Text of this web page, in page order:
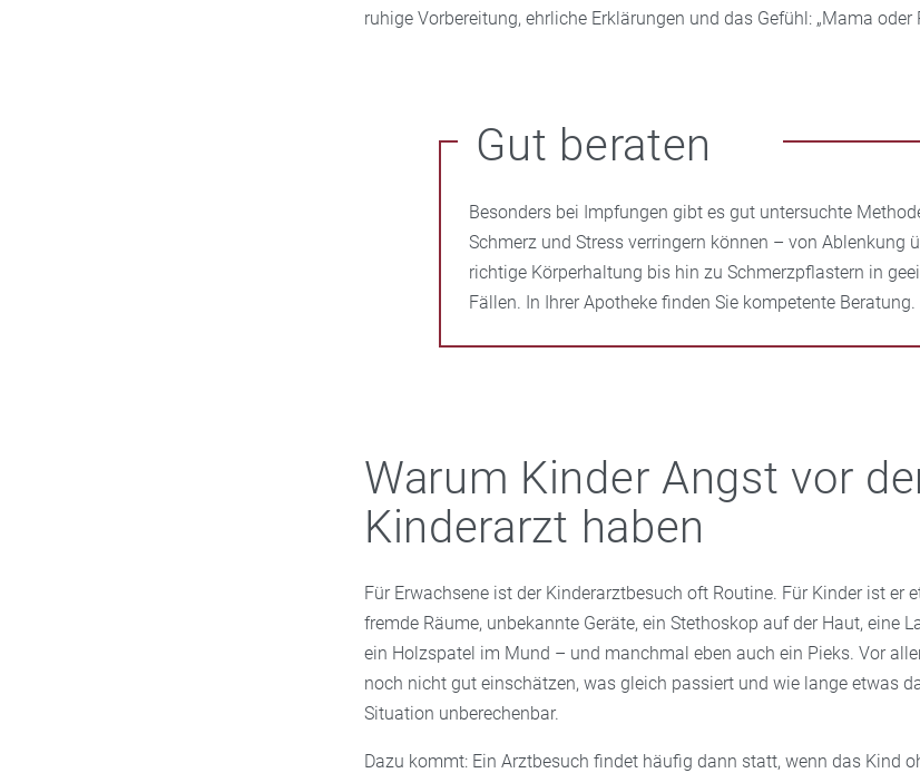
ruhige Vorbereitung, ehrliche Erklärungen und das Gefühl: „Mama oder
Gut beraten
Besonders bei Impfungen gibt es gut untersuchte
Schmerz und Stress verringern können – von Ablenkung
richtige Körperhaltung bis hin zu Schmerzpflastern in
Fällen. In Ihrer Apotheke finden Sie kompetente Beratung.
Warum Kinder Angst vor
Kinderarzt haben
Für Erwachsene ist der Kinderarztbesuch oft Routine. Für Kinder ist er
fremde Räume, unbekannte Geräte, ein Stethoskop auf der Haut, eine
ein Holzspatel im Mund – und manchmal eben auch ein Pieks. Vor
noch nicht gut einschätzen, was gleich passiert und wie lange etwas
Situation unberechenbar.
Dazu kommt: Ein Arztbesuch findet häufig dann statt, wenn das Kind